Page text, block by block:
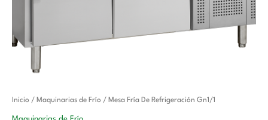
Inicio / Maquinarias de Frío / Mesa Fría De Refrigeración Gn1/1
El
precio
El
Mesa
Fría